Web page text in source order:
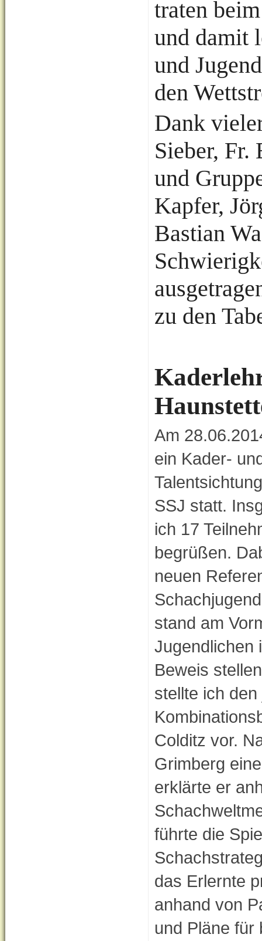
traten
und damit
und
den
Dank
Sieber, Fr.
und
Kapfer,
Bastian
zu den
Am
ein Kader-
SSJ statt.
ich 17
begrüßen.
neuen
stand am
Jugendlichen
Beweis
stellte ich
Colditz vor.
Grimberg
erklärte er
führte die
das Erlernte
anhand von
und Pläne für